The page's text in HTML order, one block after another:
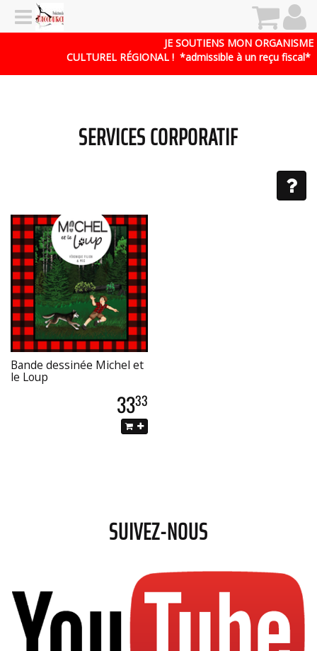
JE SOUTIENS MON ORGANISME
CULTUREL RÉGIONAL ! *admissible à un reçu fiscal*
SERVICES CORPORATIF
Bande dessinée Michel et
le Loup
3333
SUIVEZ-NOUS